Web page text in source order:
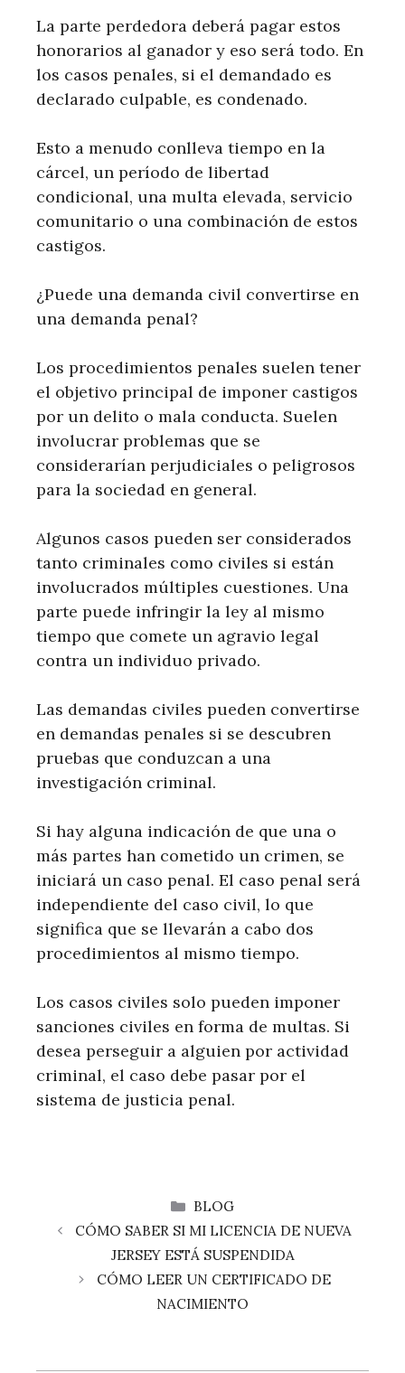
La parte perdedora deberá pagar estos
honorarios al ganador y eso será todo. En
los casos penales, si el demandado es
declarado culpable, es condenado.
Esto a menudo conlleva tiempo en la
cárcel, un período de libertad
condicional, una multa elevada, servicio
comunitario o una combinación de estos
castigos.
¿Puede una demanda civil convertirse en
una demanda penal?
Los procedimientos penales suelen tener
el objetivo principal de imponer castigos
por un delito o mala conducta. Suelen
involucrar problemas que se
considerarían perjudiciales o peligrosos
para la sociedad en general.
Algunos casos pueden ser considerados
tanto criminales como civiles si están
involucrados múltiples cuestiones. Una
parte puede infringir la ley al mismo
tiempo que comete un agravio legal
contra un individuo privado.
Las demandas civiles pueden convertirse
en demandas penales si se descubren
pruebas que conduzcan a una
investigación criminal.
Si hay alguna indicación de que una o
más partes han cometido un crimen, se
iniciará un caso penal. El caso penal será
independiente del caso civil, lo que
significa que se llevarán a cabo dos
procedimientos al mismo tiempo.
Los casos civiles solo pueden imponer
sanciones civiles en forma de multas. Si
desea perseguir a alguien por actividad
criminal, el caso debe pasar por el
sistema de justicia penal.
CATEGORÍAS
BLOG
CÓMO SABER SI MI LICENCIA DE NUEVA
JERSEY ESTÁ SUSPENDIDA
CÓMO LEER UN CERTIFICADO DE
NACIMIENTO